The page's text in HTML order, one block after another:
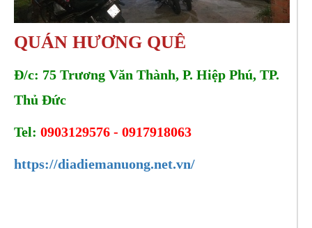
QUÁN HƯƠNG QUÊ
Đ/c: 75 Trương Văn Thành, P. Hiệp Phú, TP.
Thủ Đức
Tel: 0903129576 - 0917918063
https://diadiemanuong.net.vn/